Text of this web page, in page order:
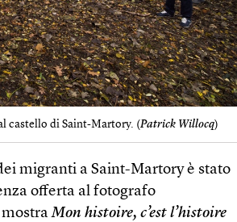
castello di Saint-Martory. (Patrick Willocq)
migranti a Saint-Martory è stato
offerta al fotografo
mostraMon histoire, c’est l’histoire